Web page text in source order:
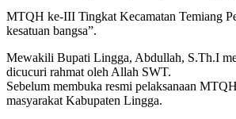
MTQH ke-III Tingkat Kecamatan Temiang
kesatuan bangsa”.
Mewakili Bupati Lingga, Abdullah, S.Th.I
dicucuri rahmat oleh Allah SWT.
Sebelum membuka resmi pelaksanaan
masyarakat Kabupaten Lingga.